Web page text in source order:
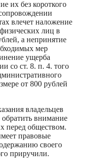
их без короткого
влечет наложение
лиц в
а непринятие
мер
ущерба
со ст. 8. п. 4. того
от 800 рублей
владельцев
внимание
перед обществом.
правовые
своего
приручили.